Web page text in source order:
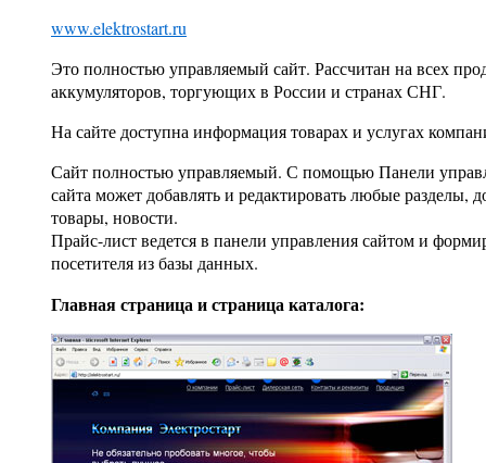
www.elektrostart.ru
Это полностью управляемый сайт. Рассчитан на всех
аккумуляторов, торгующих в России и странах СНГ.
На сайте доступна информация товарах и услугах
Сайт полностью управляемый. С помощью Панели
сайта может добавлять и редактировать любые разделы,
товары, новости.
Прайс-лист ведется в панели управления сайтом и
посетителя из базы данных.
Главная страница и страница каталога: